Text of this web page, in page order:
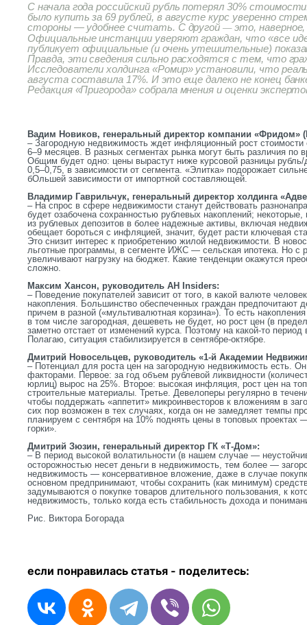
С начала года российский рубль потерял 30%
было купить за 69 рублей, в августе курс уверенно
стороны — удобнее считать. С другой—это,
Официальные инстанции уверяют граждан, что «все
публикует официальные (и очень утешительные)
Правда, эти сведения сильно расходятся с тем, что
Исследователи холдинга «Ромир» установили, что
августа составила 17%. И это еще далеко не конец
Редакция «Пригорода» собрала мнения и оценки
Вадим Новиков, генеральный директор компании «Фридом»
‒ Загородную недвижимость ждет инфляционный рост
6‒9 месяцев. В разных сегментах рынка могут быть различия по
Общим будет одно: цены вырастут ниже курсовой разницы
0,5‒0,75, в зависимости от сегмента. «Элитка» подорожает
бОльшей зависимости от импортной составляющей.
Владимир Гаврильчук, генеральный директор холдинга
‒ На спрос в сфере недвижимости станут действовать
будет озабочена сохранностью рублевых накоплений; некоторые,
из рублевых депозитов в более надежные активы, включая
обещает бороться с инфляцией, значит, будет расти ключевая
Это снизит интерес к приобретению жилой недвижимости. В
льготные программы, в сегменте ИЖС — сельская ипотека. Но с
увеличивают нагрузку на бюджет. Какие тенденции окажутся
сложно.
Максим Хансон, руководитель АН Insiders:
‒ Поведение покупателей зависит от того, в какой валюте
накопления. Большинство обеспеченных граждан предпочитают
причем в разной («мультивалютная корзина»). То есть
в том числе загородная, дешеветь не будет, но рост цен (в
заметно отстает от изменений курса. Поэтому на какой-то период
Полагаю, ситуация стабилизируется в сентябре-октябре.
Дмитрий Новосельцев, руководитель «1-й Академии
‒ Потенциал для роста цен на загородную недвижимость есть.
факторами. Первое: за год объем рублевой ликвидности
юрлиц) вырос на 25%. Второе: высокая инфляция, рост цен на
строительные материалы. Третье. Девелоперы регулярно в
чтобы поддержать «аппетит» микроинвесторов к вложениям в
сих пор возможен в тех случаях, когда он не замедляет темпы
планируем с сентября на 10% поднять цены в топовых
горки».
Дмитрий Зюзин, генеральный директор ГК «Т-Дом»:
‒ В период высокой волатильности (в нашем случае —
осторожностью несет деньги в недвижимость, тем более —
недвижимость — консервативное вложение, даже в случае
основном предпринимают, чтобы сохранить (как минимум)
задумываются о покупке товаров длительного пользования, к
недвижимость, только когда есть стабильность дохода и
Рис. Виктора Богорада
если понравилась статья - поделитесь: